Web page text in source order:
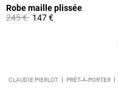
Robe maille plissée
Prix réduit à partir de
245 €à147 €
CLAUDIE PIERLOT PRÊT-À-PORTER